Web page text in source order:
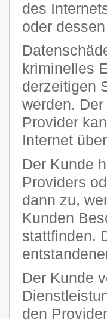
des
oder
kriminelles
derzeitigen
werden.
Provider
Internet
Der Kunde
Providers
dann zu,
Kunden
stattfinden.
Der Kunde
den